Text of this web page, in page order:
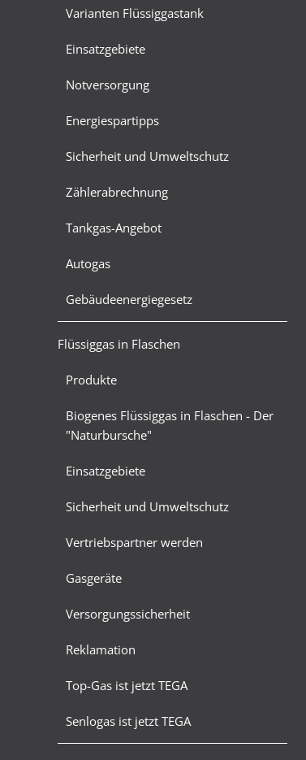
Varianten Flüssiggastank
Einsatzgebiete
Notversorgung
Energiespartipps
Sicherheit und Umweltschutz
Zählerabrechnung
Tankgas-Angebot
Autogas
Gebäudeenergiegesetz
Flüssiggas in Flaschen
Produkte
Biogenes Flüssiggas in Flaschen - Der
"Naturbursche"
Einsatzgebiete
Sicherheit und Umweltschutz
Vertriebspartner werden
Gasgeräte
Versorgungssicherheit
Reklamation
Top-Gas ist jetzt TEGA
Senlogas ist jetzt TEGA